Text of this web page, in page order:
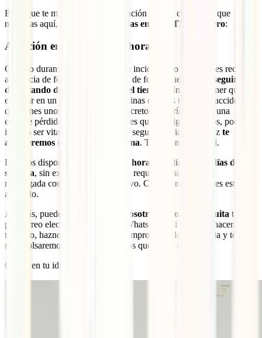
Estas que te mostramos a continuación son las coberturas que
necesitas aquí,
todas ellas incluidas en tu IATI Mochilero:
Atención en tu idioma 24 horas
Cuando durante un viaje sufres un incidente, lo principal es recibir
asistencia de forma ágil y sencilla, de forma que
puedas seguir
disfrutando del país sin perder el tiempo
. ¿Imaginas tener que
explicar en un idioma que no dominas que has tenido un accidente o
que tienes unos síntomas muy concretos? Podría suponer una
enorme pérdida de tiempo y detalles que, en algunos casos, podrían
incluso ser vitales. Por ello, con el seguro de viaje a Túnez te
atenderemos siempre en tu idioma. Te lo ponemos fácil.
Estamos disponibles para ti
las 24 horas del día y los 7 días de la
semana, sin excepciones. Tanto si requieres asistencia de
madrugada como si es un día festivo. Cuando nos necesites estamos
a tu lado.
Además, puedes
contactar con nosotros de forma gratuita tanto
por correo electrónico como por WhatsApp. Si prefieres hacerlo por
teléfono, haznos llegar luego el comprobante de la llamada y te la
reembolsaremos para que no tengas que pagar tú el coste.
Gratis, en tu idioma y 24 horas.